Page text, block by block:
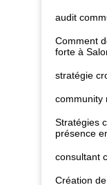
audit
Comment
forte à
stratégie
community
Stratégies
présence
consultant
Création